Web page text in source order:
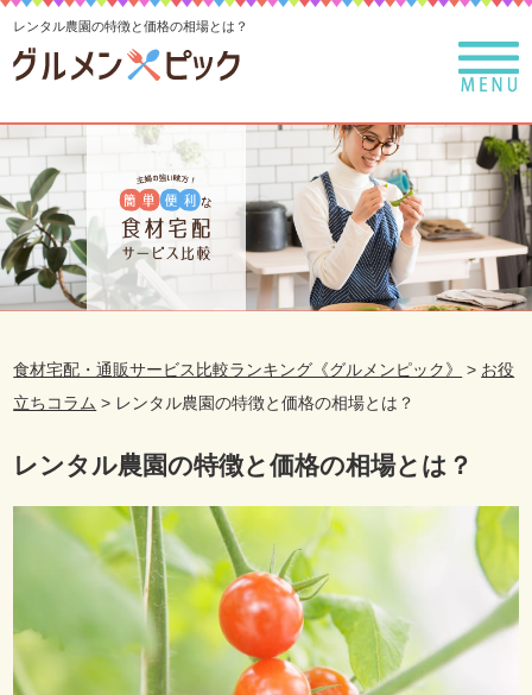
レンタル農園の特徴と価格の相場とは？
食材宅配・通販サービス比較ランキング《グルメンピック》 > お役
立ちコラム > レンタル農園の特徴と価格の相場とは？
レンタル農園の特徴と価格の相場とは？